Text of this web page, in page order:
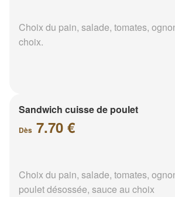
Choix du pain, salade, tomates,
choix.
Sandwich cuisse de poulet
Dès 7.70 €
Choix du pain, salade, tomates,
poulet désossée, sauce au choix